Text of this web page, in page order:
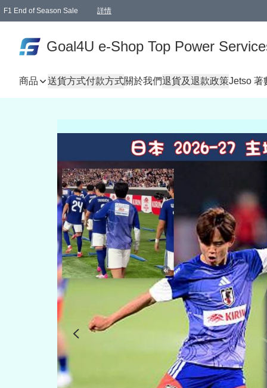
F1 End of Season Sale 詳情
Goal4U e-Shop Top Power
商品 送貨方式付款方式關於我們退貨及退款政策Jetso 著